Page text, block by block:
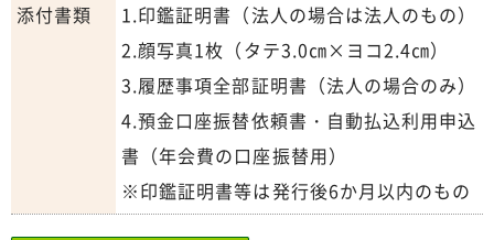
添付書類
1.印鑑証明書（法人の場合は法人のもの）
2.顔写真1枚（タテ3.0㎝×ヨコ2.4㎝）
3.履歴事項全部証明書（法人の場合のみ）
4.預金口座振替依頼書・自動払込利用申込
書（年会費の口座振替用）
※印鑑証明書等は発行後6か月以内のもの